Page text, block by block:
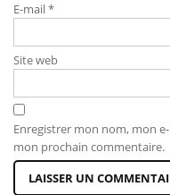
E-mail*
Site web
Enregistrer mon nom, mon
mon prochain commentaire.